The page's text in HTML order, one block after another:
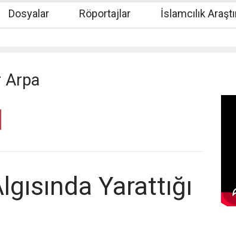
Dosyalar Röportajlar İslamcılık
Arpa
Yarattığı